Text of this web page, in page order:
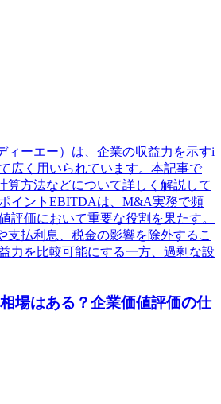
ィーエー）は、企業の収益力を示すi
広く用いられています。本記事で
算方法などについて詳しく解説して
イントEBITDAは、M&A実務で頻
評価において重要な役割を果たす。
支払利息、税金の影響を除外するこ
力を比較可能にする一方、過剰な設
場はある？企業価値評価の仕